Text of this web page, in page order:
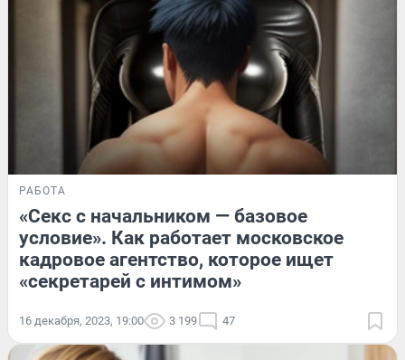
РАБОТА
«Секс с начальником — базовое
условие». Как работает московское
кадровое агентство, которое ищет
«секретарей с интимом»
16 декабря, 2023, 19:00 3 199 47